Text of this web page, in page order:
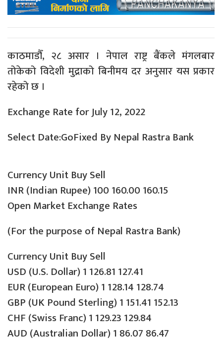
काठमाडौँ, २८ असार । नेपाल राष्ट्र बैंकले मंगलबार
तोकेको विदेशी मुद्राको बिनीमय दर अनुसार यस प्रकार
रहेको छ ।
Exchange Rate for July 12, 2022
Select Date:GoFixed By Nepal Rastra Bank
Currency Unit Buy Sell
INR (Indian Rupee) 100 160.00 160.15
Open Market Exchange Rates
(For the purpose of Nepal Rastra Bank)
Currency Unit Buy Sell
USD (U.S. Dollar) 1 126.81 127.41
EUR (European Euro) 1 128.14 128.74
GBP (UK Pound Sterling) 1 151.41 152.13
CHF (Swiss Franc) 1 129.23 129.84
AUD (Australian Dollar) 1 86.07 86.47